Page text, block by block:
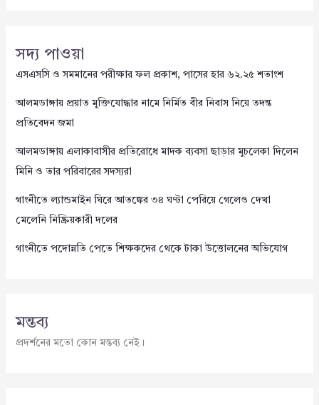
সদ্য পাওয়া
এসএসসি ও সমমানের পরীক্ষার ফল প্রকাশ, পাসের হার ৬২.২৫ শতাংশ
আলমডাঙ্গায় প্রয়াত মুক্তিযোদ্ধার নামে নির্মিত বীর নিবাস নিয়ে তদন্ত
প্রতিবেদন জমা
আলমডাঙ্গায় এলাকাবাসীর প্রতিরোধে মাদক ব্যবসা ছাড়ার মুচলেকা দিলেন
মিনি ও তার পরিবারের সদস্যরা
গাংনীতে ল্যান্ডমাইন ঘিরে আতঙ্কের ৩৪ ঘণ্টা পেরিয়ে গেলেও দেখা
মেলেনি নিষ্ক্রিয়কারী দলের
গাংনীতে পদোন্নতি পেতে শিক্ষকদের থেকে টাকা উত্তোলনের অভিযোগ
মন্তব্য
প্রদর্শনের মতো কোন মন্তব্য নেই।